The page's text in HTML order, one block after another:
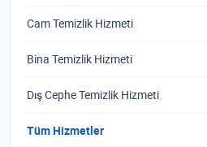
Cam Temizlik Hizmeti
Bina Temizlik Hizmeti
Dış Cephe Temizlik Hizmeti
Tüm Hizmetler